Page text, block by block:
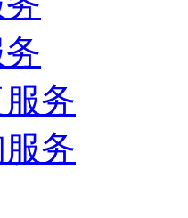
务
务